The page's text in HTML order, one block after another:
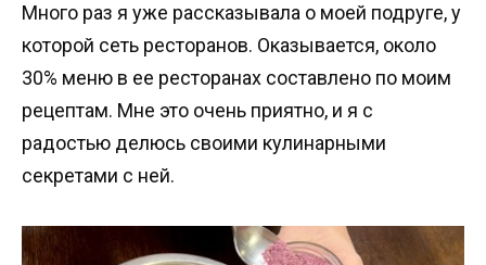
Много раз я уже рассказывала о моей подруге, у
которой сеть ресторанов. Оказывается, около
30% меню в ее ресторанах составлено по моим
рецептам. Мне это очень приятно, и я с
радостью делюсь своими кулинарными
секретами с ней.